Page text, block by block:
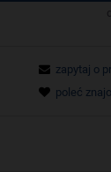
zapytaj o
poleć